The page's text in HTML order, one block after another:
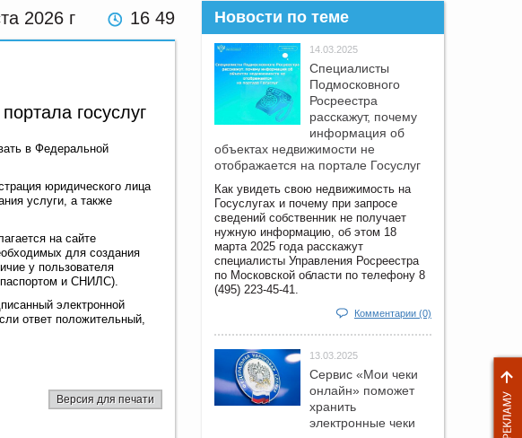
2026 г 16:49
госуслуг
в Федеральной
юридического лица
услуги, а также
на сайте
для создания
у пользователя
и СНИЛС).
электронной
ответ положительный,
Версия для печати
Новости по теме
14.03.2025
Специалисты
Подмосковного
Росреестра
расскажут, почему
информация об
объектах недвижимости не
отображается на портале Госуслуг
Как увидеть свою недвижимость на
Госуслугах и почему при запросе
сведений собственник не получает
нужную информацию, об этом 18
марта 2025 года расскажут
специалисты Управления Росреестра
по Московской области по телефону 8
(495) 223-45-41.
Комментарии (0)
13.03.2025
Сервис «Мои чеки
онлайн» поможет
хранить
электронные чеки